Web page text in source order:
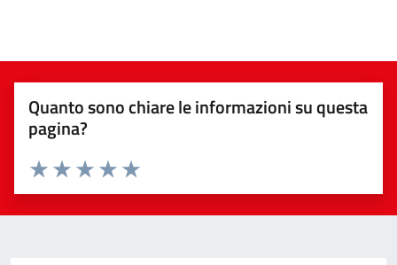
Quanto sono chiare le informazioni su questa
pagina?
Valuta da 1 a 5 stelle la pagina
Valuta 5 stelle su 5
Valuta 4 stelle su 5
Valuta 3 stelle su 5
Valuta 2 stelle su 5
Valuta 1 stelle su 5